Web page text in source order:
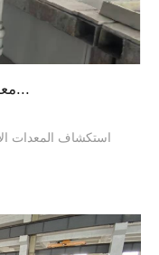
معدات عملية تكرير الأنتيمون بالتحليل ا...
استكشاف المعدات